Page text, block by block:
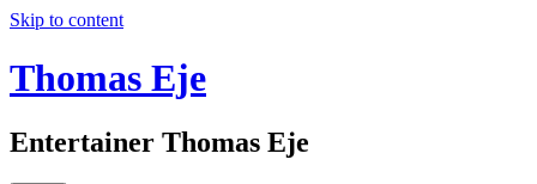
Skip to content
Thomas Eje
Entertainer Thomas Eje